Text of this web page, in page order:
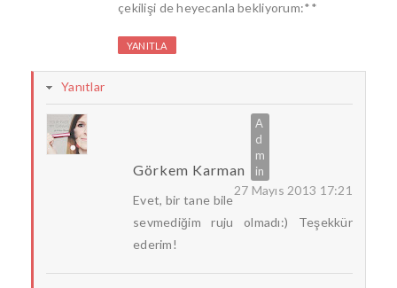
çekilişi de heyecanla bekliyorum:**
YANITLA
Yanıtlar
Görkem Karman
27 Mayıs 2013 17:21
Evet, bir tane bile
sevmediğim ruju olmadı:) Teşekkür
ederim!